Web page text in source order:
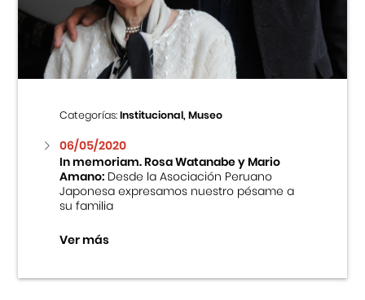
Centro Cultural Peruano Japonés
Cursos
Museo de la Inmigración Japonesa
Fondo Editorial
Teatro Peruano Japonés
Categorías:Institucional, Museo
06/05/2020
In memoriam. Rosa Watanabe y Mario
Amano:Desde la Asociación Peruano
Japonesa expresamos nuestro pésame a
su familia
Ver más